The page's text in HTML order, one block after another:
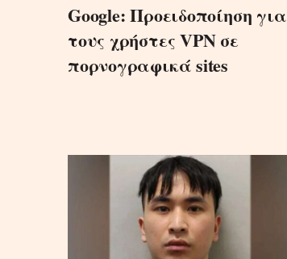
Google: Προειδοποίηση για
τους χρήστες VPN σε
πορνογραφικά sites